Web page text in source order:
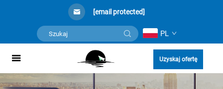
[email protected]
PL
Uzyskaj ofertę